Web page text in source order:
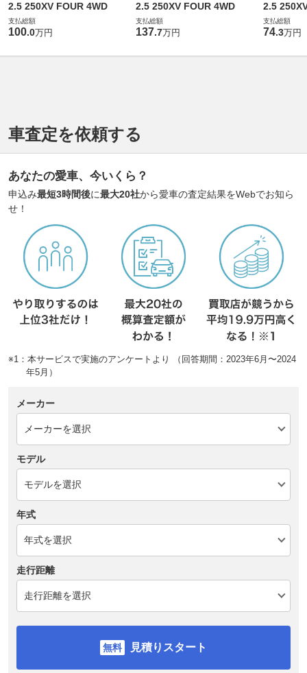
2.5 250XV FOUR 4WD
支払総額
100.0万円
2.5 250XV FOUR 4WD
支払総額
137.7万円
2.5
支払総額
74.3万円
車査定を依頼する
あなたの愛車、今いくら？
申込み最短3時間後に最大20社から愛車の査定結果をWebでお知ら
せ！
※1：本サービスで実施のアンケートより （回答期間：2023年6月〜2024
年5月）
メーカー
モデル
年式
走行距離
見積りスタート